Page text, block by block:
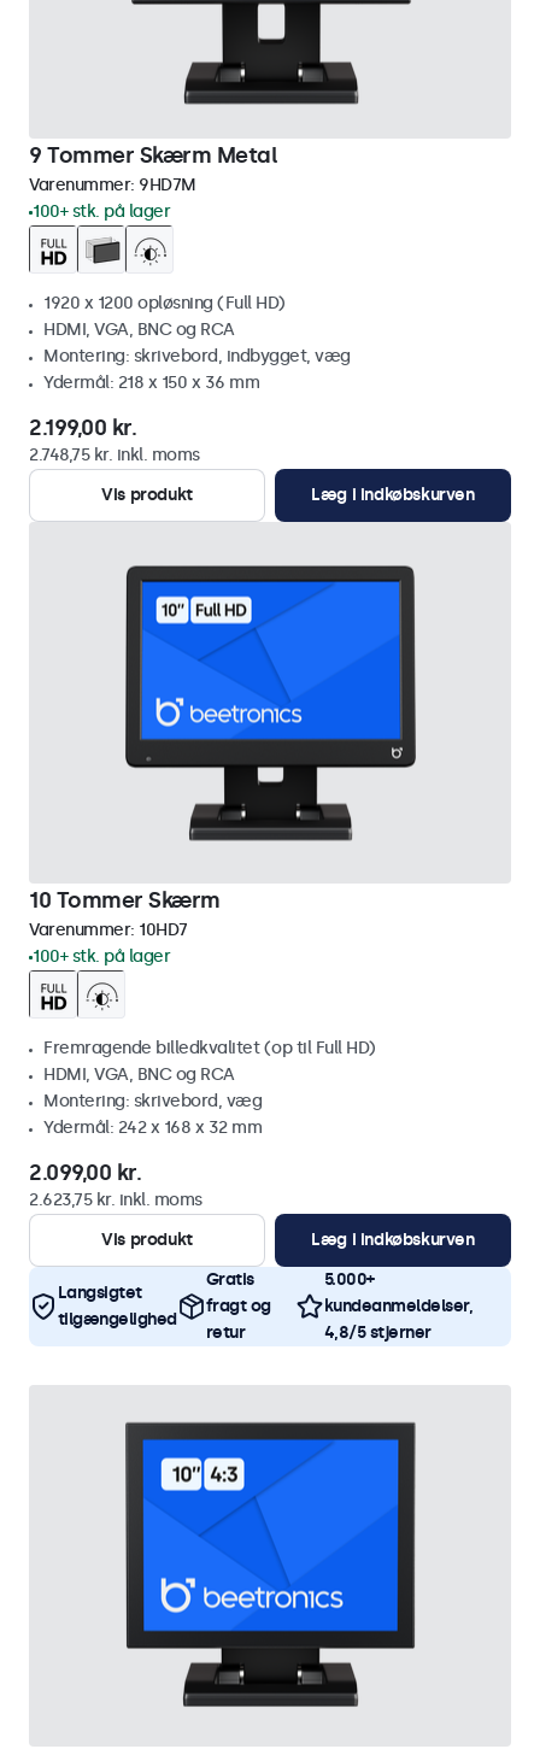
9 Tommer Skærm Metal
Varenummer: 9HD7M
100+ stk. på lager
1920 x 1200 opløsning (Full HD)
HDMI, VGA, BNC og RCA
Montering: skrivebord, indbygget, væg
Ydermål: 218 x 150 x 36 mm
2.199,00 kr.
2.748,75 kr. inkl. moms
Vis produkt
Læg i indkøbskurven
10 Tommer Skærm
Varenummer: 10HD7
100+ stk. på lager
Fremragende billedkvalitet (op til Full HD)
HDMI, VGA, BNC og RCA
Montering: skrivebord, væg
Ydermål: 242 x 168 x 32 mm
2.099,00 kr.
2.623,75 kr. inkl. moms
Vis produkt
Læg i indkøbskurven
Langsigtet
tilgængelighed
Gratis
fragt og
retur
5.000+
kundeanmeldelser,
4,8/5 stjerner